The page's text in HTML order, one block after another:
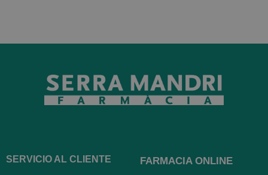
SERVICIO AL CLIENTE FARMACIA ONLINE